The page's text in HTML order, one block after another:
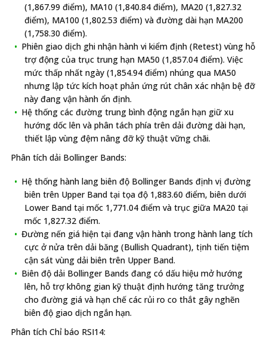
(1,867.99 điểm), MA10 (1,840.84 điểm), MA20 (1,827.32
điểm), MA100 (1,802.53 điểm) và đường dài hạn MA200
(1,758.30 điểm).
Phiên giao dịch ghi nhận hành vi kiểm định (Retest) vùng hỗ
trợ động của trục trung hạn MA50 (1,857.04 điểm). Việc
mức thấp nhất ngày (1,854.94 điểm) nhúng qua MA50
nhưng lập tức kích hoạt phản ứng rút chân xác nhận bệ đỡ
này đang vận hành ổn định.
Hệ thống các đường trung bình động ngắn hạn giữ xu
hướng dốc lên và phân tách phía trên dải đường dài hạn,
thiết lập vùng đệm nâng đỡ kỹ thuật vững chãi.
Phân tích dải Bollinger Bands:
Hệ thống hành lang biên độ Bollinger Bands định vị đường
biên trên Upper Band tại tọa độ 1,883.60 điểm, biên dưới
Lower Band tại mốc 1,771.04 điểm và trục giữa MA20 tại
mốc 1,827.32 điểm.
Đường nến giá hiện tại đang vận hành trong hành lang tích
cực ở nửa trên dải băng (Bullish Quadrant), tịnh tiến tiệm
cận sát vùng dải biên trên Upper Band.
Biên độ dải Bollinger Bands đang có dấu hiệu mở hướng
lên, hỗ trợ không gian kỹ thuật định hướng tăng trưởng
cho đường giá và hạn chế các rủi ro co thắt gây nghẽn
biên độ giao dịch ngắn hạn.
Phân tích Chỉ báo RSI14: